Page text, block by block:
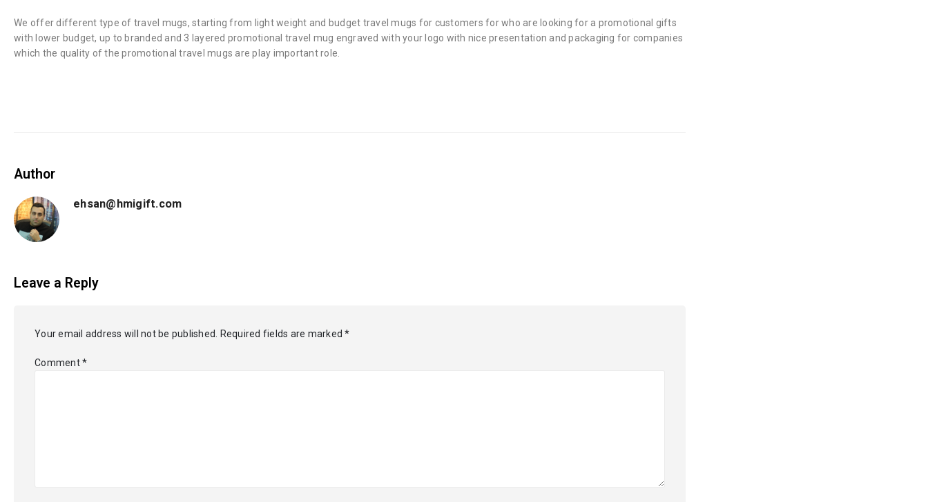
We offer different type of travel mugs, starting from light weight and budget travel mugs for customers for who are looking for a promotional gifts
with lower budget, up to branded and 3 layered promotional travel mug engraved with your logo with nice presentation and packaging for companies
which the quality of the promotional travel mugs are play important role.
Author
ehsan@hmigift.com
Leave a Reply
Your email address will not be published. Required fields are marked*
Comment*